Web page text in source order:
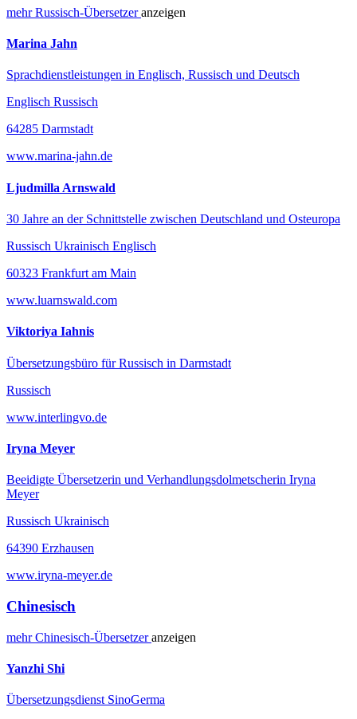
mehrRussisch-Übersetzeranzeigen
Marina Jahn
Sprachdienstleistungen in Englisch, Russisch und Deutsch
Englisch Russisch
64285 Darmstadt
www.marina-jahn.de
Ljudmilla Arnswald
30 Jahre an der Schnittstelle zwischen Deutschland und Osteuropa
Russisch Ukrainisch Englisch
60323 Frankfurt am Main
www.luarnswald.com
Viktoriya Iahnis
Übersetzungsbüro für Russisch in Darmstadt
Russisch
www.interlingvo.de
Iryna Meyer
Beeidigte Übersetzerin und Verhandlungsdolmetscherin Iryna
Meyer
Russisch Ukrainisch
64390 Erzhausen
www.iryna-meyer.de
Chinesisch
mehrChinesisch-Übersetzeranzeigen
Yanzhi Shi
Übersetzungsdienst SinoGerma